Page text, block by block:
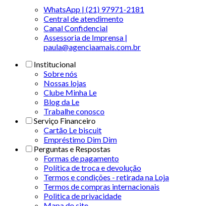
WhatsApp | (21) 97971-2181
Central de atendimento
Canal Confidencial
Assessoria de Imprensa |
paula@agenciaamais.com.br
Institucional
Sobre nós
Nossas lojas
Clube Minha Le
Blog da Le
Trabalhe conosco
Serviço Financeiro
Cartão Le biscuit
Empréstimo Dim Dim
Perguntas e Respostas
Formas de pagamento
Política de troca e devolução
Termos e condições - retirada na Loja
Termos de compras internacionais
Politica de privacidade